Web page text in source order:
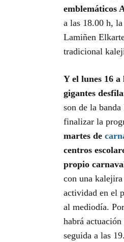
emblemáticos
a las 18.00 h,
Lamiñen
tradicional
Y el lunes 16 a
gigantes
son de la
finalizar la
martes de
centros
propio
con una
actividad en el
al mediodía.
habrá
seguida a las